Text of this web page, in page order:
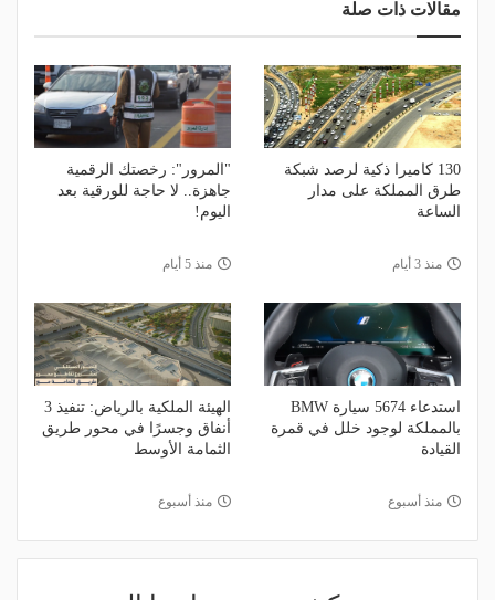
مقالات ذات صلة
130 كاميرا ذكية لرصد شبكة
طرق المملكة على مدار
الساعة
منذ 3 أيام
"المرور": رخصتك الرقمية
جاهزة.. لا حاجة للورقية بعد
اليوم!
منذ 5 أيام
استدعاء 5674 سيارة BMW
بالمملكة لوجود خلل في قمرة
القيادة
منذ أسبوع
الهيئة الملكية بالرياض: تنفيذ 3
أنفاق وجسرًا في محور طريق
الثمامة الأوسط
منذ أسبوع